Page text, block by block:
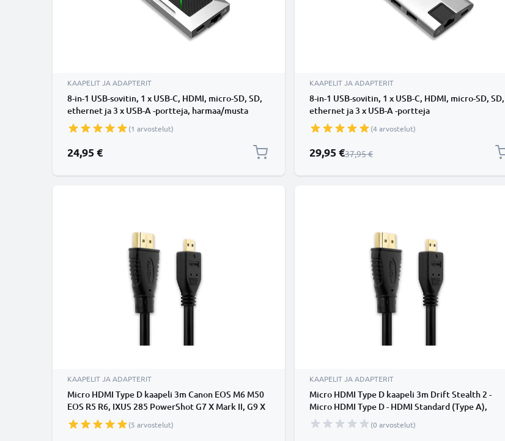
KAAPELIT JA ADAPTERIT
8-in-1 USB-sovitin, 1 x USB-C, HDMI, micro-SD, SD,
ethernet ja 3 x USB-A -portteja, harmaa/musta
(1 arvostelut)
24,95 €
KAAPELIT JA ADAPTERIT
8-in-1 USB-sovitin, 1 x USB-C, HDMI, micro-SD, SD,
ethernet ja 3 x USB-A -portteja
(4 arvostelut)
Erikoishinta
29,95 €Normaali hinta
37,95 €
KAAPELIT JA ADAPTERIT
Micro HDMI Type D kaapeli 3m Canon EOS M6 M50
EOS R5 R6, IXUS 285 PowerShot G7 X Mark II, G9 X
Mark II G3 X, PowerShot SX740 HS SX530 SX620
SX70 - HTC100 - Micro HDMI Type D - HDMI
(5 arvostelut)
KAAPELIT JA ADAPTERIT
Micro HDMI Type D kaapeli 3m Drift Stealth 2 -
Micro HDMI Type D - HDMI Standard (Type A),
HDMI-johto 1.4 sopii mm. TV, DVD, blu-ray, kamera,
näyttö
(0 arvostelut)